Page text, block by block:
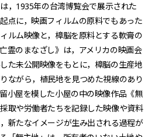
，1935年の台湾博覧会で展示された
点に，映画フィルムの原料でもあった
ルム映像と，樟脳を原料とする軟膏の
霊のまなざし》は，アメリカの映画会
た未公開映像をもとに，樟脳の生産地
ながら，植民地を見つめた視線のあり
小屋を模した小屋の中の映像作品《無
取や労働者たちを記録した映像や資料
新たなイメージが生み出される過程が